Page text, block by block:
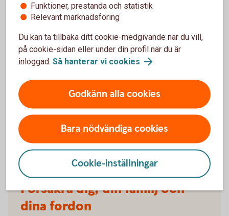
barnförsäkring görs en hälsodeklaration då
försäkringsbolaget tar hänsyn till ett medicinskt
underlag. Ju äldre barnet är desto större är det
medicinska underlaget, vilket skulle kunna innebära en
större risk att försäkringen nekas.
Ett barn omfattas av försäkring via skolan, men den
gäller oftast enbart olycksfall.
Sakförsäkring
En skadeförsäkring för specifika saker i hemmet eller
för ett fordon.
Försäkra dig, din familj och
dina fordon
Funktioner, prestanda och statistik
Relevant marknadsföring
Du kan ta tillbaka ditt cookie-medgivande när du vill,
på cookie-sidan eller under din profil när du är
inloggad. Så hanterar vi cookies .
Godkänn alla cookies
Bara nödvändiga cookies
Cookie-inställningar